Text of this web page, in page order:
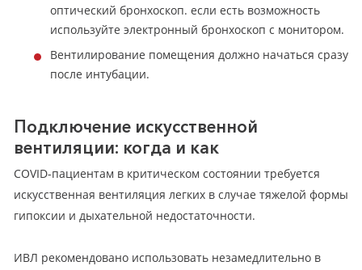
оптический бронхоскоп. если есть возможность
используйте электронный бронхоскоп с монитором.
Вентилирование помещения должно начаться сразу
после интубации.
Подключение искусственной
вентиляции: когда и как
COVID-пациентам в критическом состоянии требуется
искусственная вентиляция легких в случае тяжелой формы
гипоксии и дыхательной недостаточности.
ИВЛ рекомендовано использовать незамедлительно в